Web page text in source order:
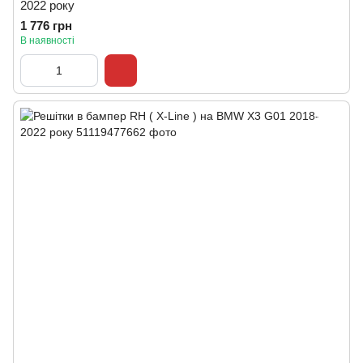
2022 року
1 776 грн
В наявності